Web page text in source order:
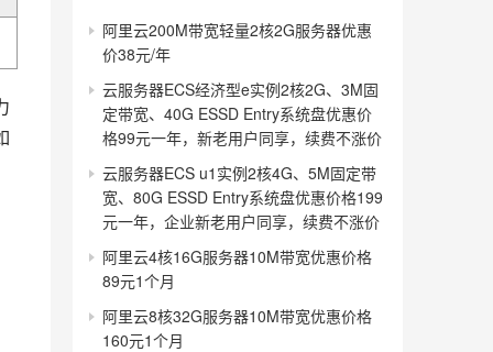
阿里云200M带宽轻量2核2G服务器优惠
价38元/年
云服务器ECS经济型e实例2核2G、3M固
定带宽、40G ESSD Entry系统盘优惠价
格99元一年，新老用户同享，续费不涨价
云服务器ECS u1实例2核4G、5M固定带
宽、80G ESSD Entry系统盘优惠价格199
元一年，企业新老用户同享，续费不涨价
阿里云4核16G服务器10M带宽优惠价格
89元1个月
阿里云8核32G服务器10M带宽优惠价格
160元1个月